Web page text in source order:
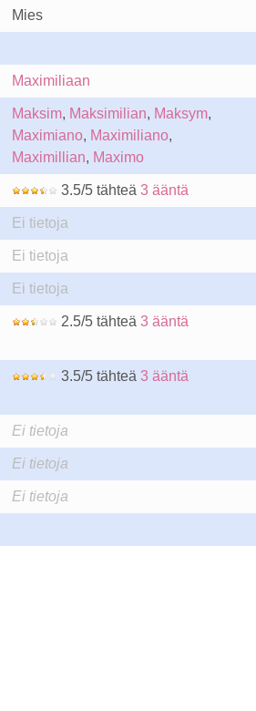
Mies
Maximiliaan
Maksim, Maksimilian, Maksym,
Maximiano, Maximiliano,
Maximillian, Maximo
3.5/5 tähteä 3 ääntä
Ei tietoja
Ei tietoja
Ei tietoja
2.5/5 tähteä 3 ääntä
3.5/5 tähteä 3 ääntä
Ei tietoja
Ei tietoja
Ei tietoja